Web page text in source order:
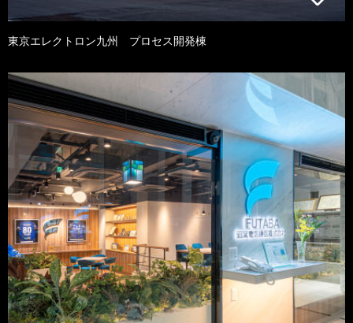
東京エレクトロン九州 プロセス開発棟